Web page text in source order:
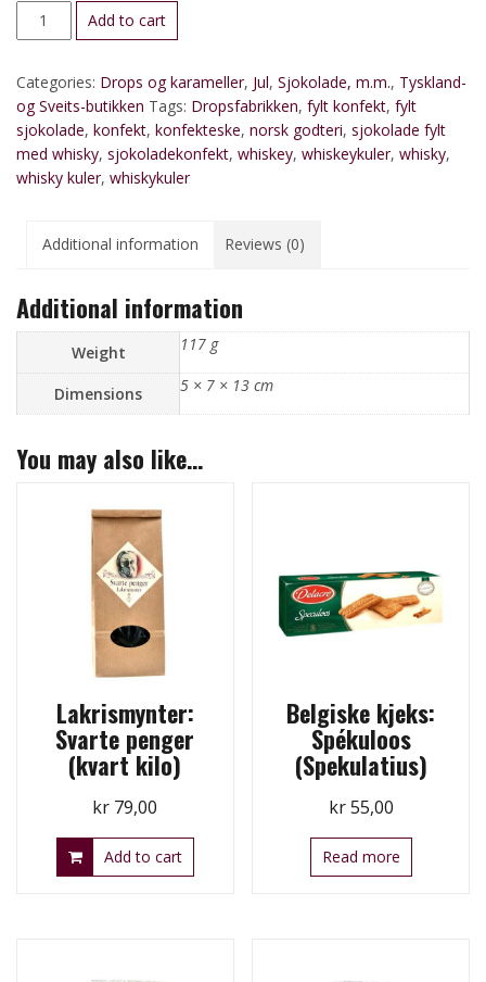
Whiskeykuler
quantity
Add to cart
Categories: Drops og karameller, Jul, Sjokolade, m.m., Tyskland-
og Sveits-butikken Tags: Dropsfabrikken, fylt konfekt, fylt
sjokolade, konfekt, konfekteske, norsk godteri, sjokolade fylt
med whisky, sjokoladekonfekt, whiskey, whiskeykuler, whisky,
whisky kuler, whiskykuler
Additional information Reviews (0)
Additional information
Weight 117 g
Dimensions 5 × 7 × 13 cm
You may also like…
Lakrismynter:
Svarte penger
(kvart kilo)
kr 79,00
Add to cart
Belgiske kjeks:
Spékuloos
(Spekulatius)
kr55,00
Read more